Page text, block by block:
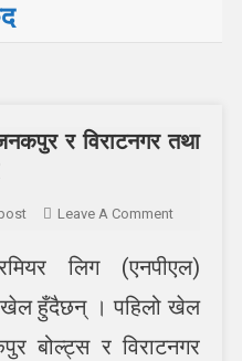
र विराटनगर तथा
Leave A CommentOn
आज
खेल,
जनकपुर
लिग (एनपीएल)
खेल हुँदैछन् । पहिलो खेल
बोल्ट्स र विराटनगर